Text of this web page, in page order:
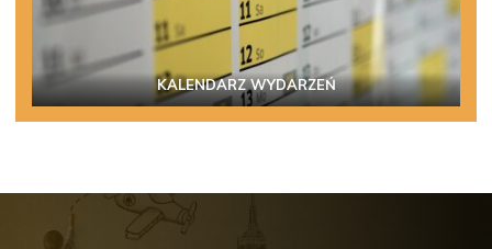
KALENDARZ WYDARZEŃ